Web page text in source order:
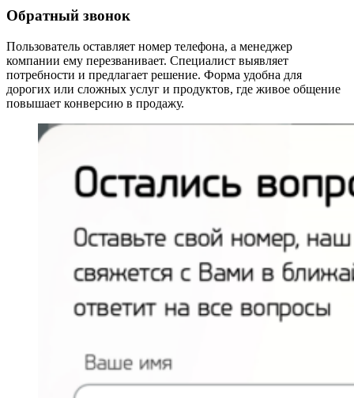
Обратный звонок
Пользователь оставляет номер телефона, а менеджер
компании ему перезванивает. Специалист выявляет
потребности и предлагает решение. Форма удобна для
дорогих или сложных услуг и продуктов, где живое общение
повышает конверсию в продажу.